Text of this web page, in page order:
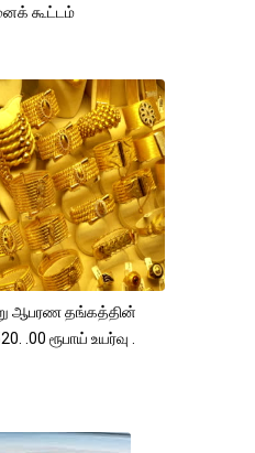
கூட்டம்
ஆபரண தங்கத்தின்
.00 ரூபாய் உயர்வு .